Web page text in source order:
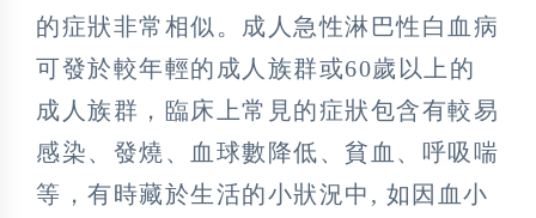
的症狀非常相似。成人急性淋巴性白血病
可發於較年輕的成人族群或60歲以上的
成人族群，臨床上常見的症狀包含有較易
感染、發燒、血球數降低、貧血、呼吸喘
等，有時藏於生活的小狀況中, 如因血小